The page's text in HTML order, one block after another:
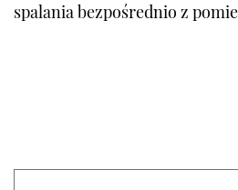
spalania bezpośrednio z